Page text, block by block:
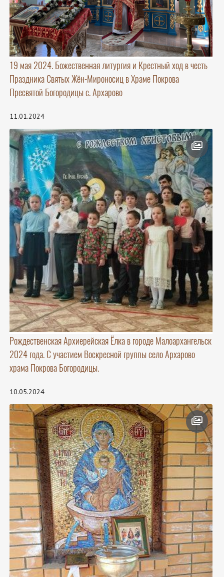
19 мая 2024. Божественная литургия и Крестный ход в честь
Праздника Святых Жён-Мироносиц в Храме Покрова
Пресвятой Богородицы с. Архарово
11.01.2024
Рождественская Архиерейская Ёлка в городе Малоархангельск
2024 года. С участием Воскресной группы село Архарово
храма Покрова Богородицы.
10.05.2024